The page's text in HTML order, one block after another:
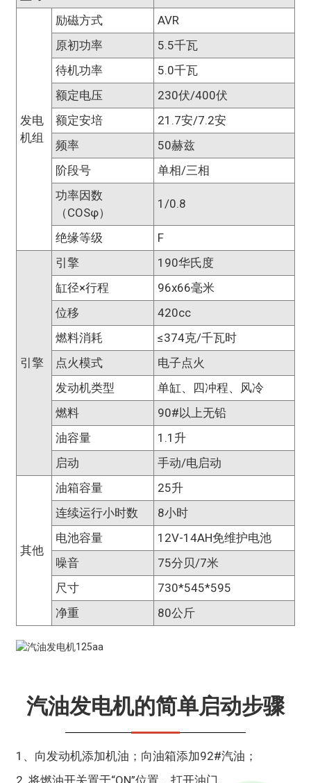
发电
机组
励磁方式
AVR
原初功率
5.5千瓦
待机功率
5.0千瓦
额定电压
230伏/400伏
额定安培
21.7安/7.2安
频率
50赫兹
阶段号
单相/三相
功率因数
（COSφ）
1/0.8
绝缘等级 F
引擎
引擎
190华氏度
缸径×行程
96x66毫米
位移
420cc
燃料消耗
≤374克/千瓦时
点火模式
电子点火
发动机类型
单缸、四冲程、风冷
燃料
90#以上无铅
油容量
1.1升
启动
手动/电启动
其他
油箱容量
25升
连续运行小时数
8小时
电池容量
12V-14AH免维护电池
噪音
75分贝/7米
尺寸
730*545*595
净重
80公斤
汽油发电机的简单启动步骤
1、向发动机添加机油；向油箱添加92#汽油；